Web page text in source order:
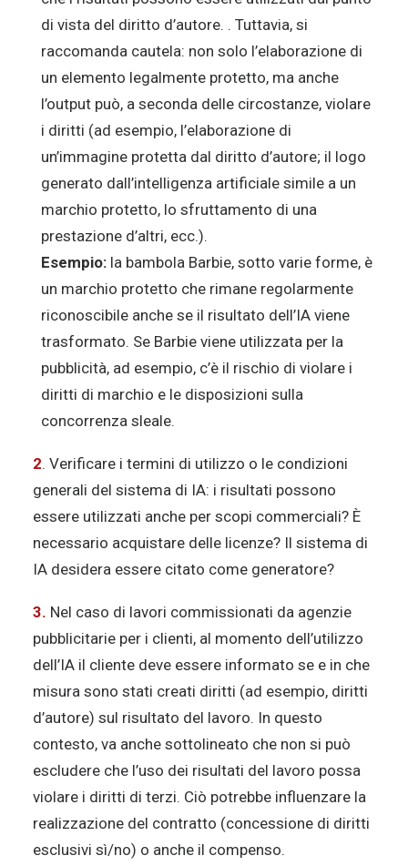
di vista del diritto d’autore. . Tuttavia, si
raccomanda cautela: non solo l’elaborazione di
un elemento legalmente protetto, ma anche
l’output può, a seconda delle circostanze, violare
i diritti (ad esempio, l’elaborazione di
un’immagine protetta dal diritto d’autore; il logo
generato dall’intelligenza artificiale simile a un
marchio protetto, lo sfruttamento di una
prestazione d’altri, ecc.).
Esempio: la bambola Barbie, sotto varie forme, è
un marchio protetto che rimane regolarmente
riconoscibile anche se il risultato dell’IA viene
trasformato. Se Barbie viene utilizzata per la
pubblicità, ad esempio, c’è il rischio di violare i
diritti di marchio e le disposizioni sulla
concorrenza sleale.
2. Verificare i termini di utilizzo o le condizioni
generali del sistema di IA: i risultati possono
essere utilizzati anche per scopi commerciali? È
necessario acquistare delle licenze? Il sistema di
IA desidera essere citato come generatore?
3. Nel caso di lavori commissionati da agenzie
pubblicitarie per i clienti, al momento dell’utilizzo
dell’IA il cliente deve essere informato se e in che
misura sono stati creati diritti (ad esempio, diritti
d’autore) sul risultato del lavoro. In questo
contesto, va anche sottolineato che non si può
escludere che l’uso dei risultati del lavoro possa
violare i diritti di terzi. Ciò potrebbe influenzare la
realizzazione del contratto (concessione di diritti
esclusivi sì/no) o anche il compenso.